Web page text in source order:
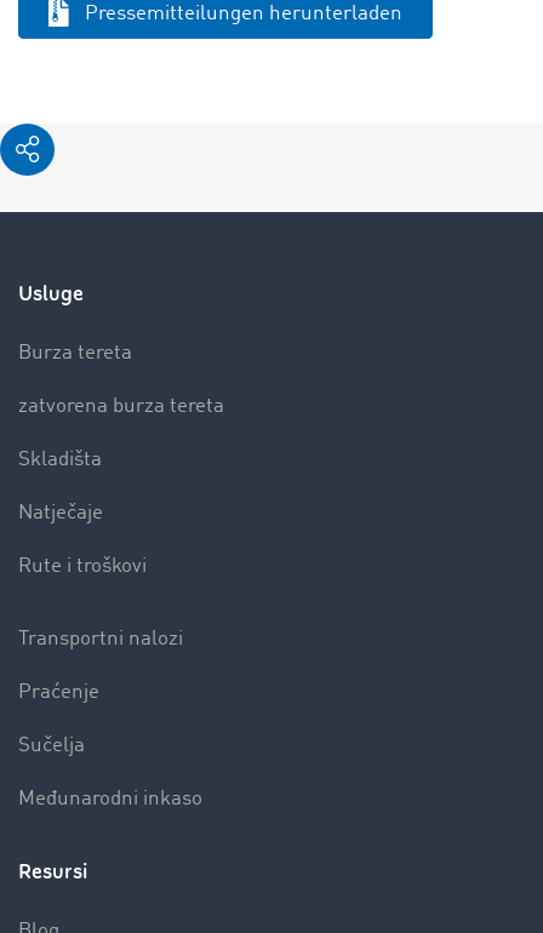
Pressemitteilungen herunterladen
Usluge
Burza tereta
zatvorena burza tereta
Skladišta
Natječaje
Rute i troškovi
Transportni nalozi
Praćenje
Sučelja
Međunarodni inkaso
Resursi